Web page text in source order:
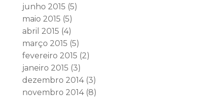
junho 2015 (5)
maio 2015 (5)
abril 2015 (4)
março 2015 (5)
fevereiro 2015 (2)
janeiro 2015 (3)
dezembro 2014(3)
novembro 2014(8)